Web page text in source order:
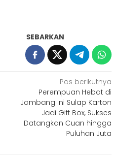
SEBARKAN
Pos berikutnya
Perempuan Hebat di
Jombang Ini Sulap Karton
Jadi Gift Box, Sukses
Datangkan Cuan hingga
Puluhan Juta